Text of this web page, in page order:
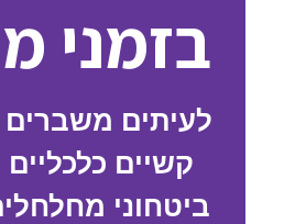
בזמני
לעיתים משברים
קשיים
ביטחוני